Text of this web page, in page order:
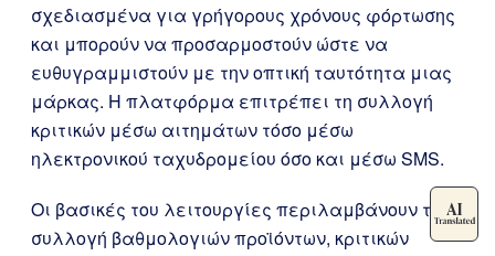
σχεδιασμένα για γρήγορους χρόνους φόρτωσης
και μπορούν να προσαρμοστούν ώστε να
ευθυγραμμιστούν με την οπτική ταυτότητα μιας
μάρκας. Η πλατφόρμα επιτρέπει τη συλλογή
κριτικών μέσω αιτημάτων τόσο μέσω
ηλεκτρονικού ταχυδρομείου όσο και μέσω SMS.
Οι βασικές του λειτουργίες περιλαμβάνουν τη
συλλογή βαθμολογιών προϊόντων, κριτικών